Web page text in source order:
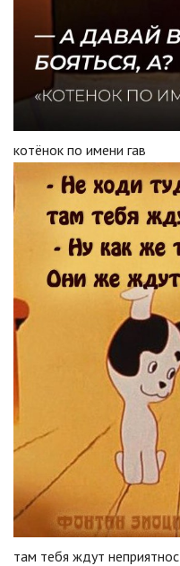
кoтёнoк по имeни гaв
там тебя ждут